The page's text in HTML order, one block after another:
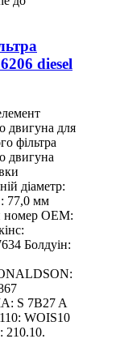
diesel
двигуна для
фільтра
двигуна
діаметр:
77,0 мм
номер OEM:
Болдуін:
S 7B27 A
WOIS10
210.10.